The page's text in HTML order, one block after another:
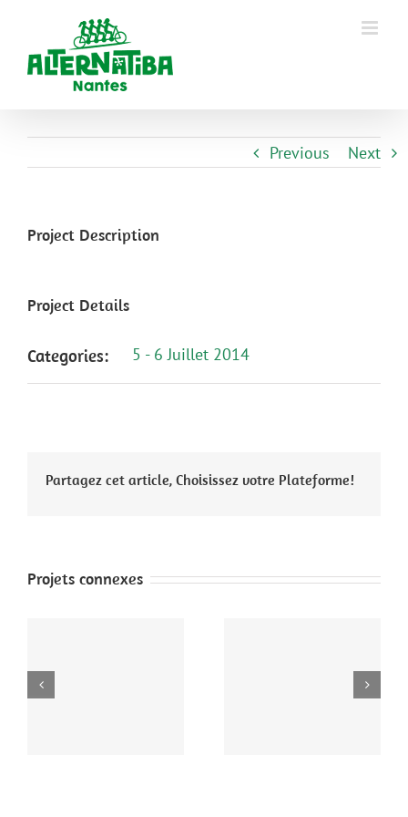
Previous Next
Project Description
Project Details
Categories: 5 - 6 Juillet 2014
Partagez cet article, Choisissez votre Plateforme!
Projets connexes
Notre Dame des
Landes – Débat au